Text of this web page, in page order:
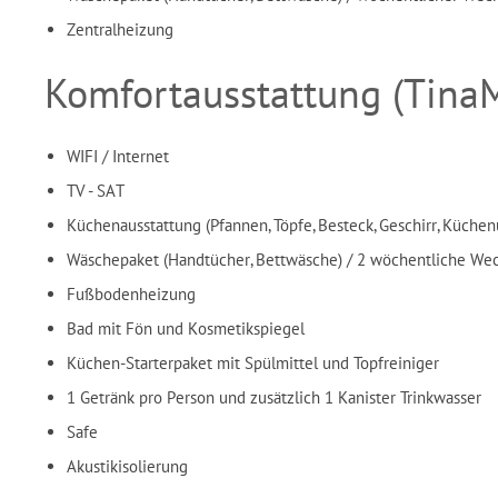
Zentralheizung
Komfortausstattung
WIFI / Internet
TV - SAT
Küchenausstattung (Pfannen, Töpfe, Besteck, Geschirr,
Wäschepaket (Handtücher,Bettwäsche) / 2 wöchentliche
Fußbodenheizung
Bad mit Fön und Kosmetikspiegel
Küchen-Starterpaket mit Spülmittel und Topfreiniger
1 Getränk pro Person und zusätzlich 1 Kanister Trinkwasser
Safe
Akustikisolierung